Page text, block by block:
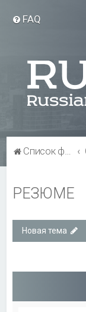
FAQ
Список форумов
РЕЗЮМЕ
Новая тема